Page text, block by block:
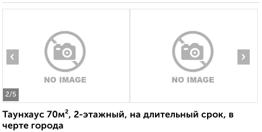
2/5
‹ ›
Таунхаус 70м², 2-этажный, на длительный срок, в
черте города